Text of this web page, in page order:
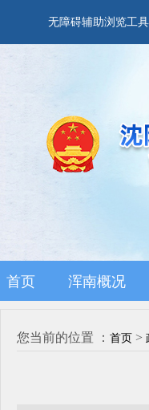
无障碍辅助浏览工
首页 浑南概况
您当前的位置 ： 首页 >